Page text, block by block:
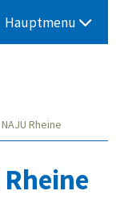
Hauptmenu
NAJU Rheine